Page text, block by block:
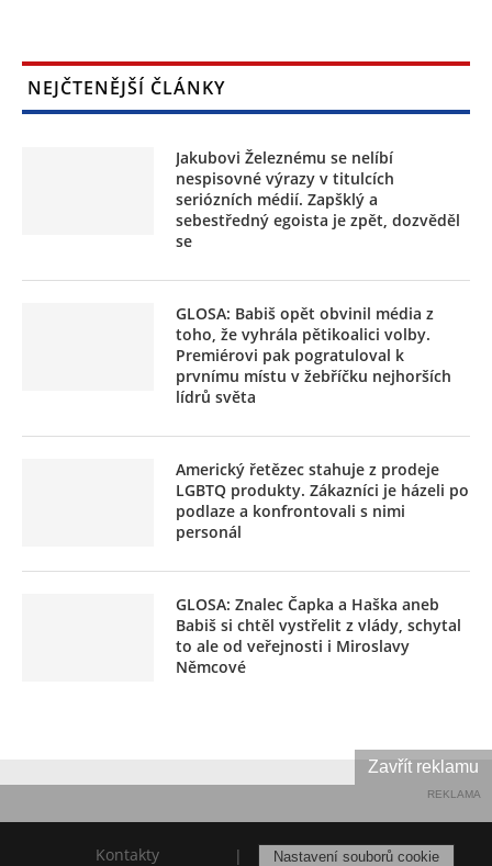
NEJČTENĚJŠÍ ČLÁNKY
Jakubovi Železnému se nelíbí
nespisovné výrazy v titulcích
seriózních médií. Zapšklý a
sebestředný egoista je zpět, dozvěděl
se
GLOSA: Babiš opět obvinil média z
toho, že vyhrála pětikoalici volby.
Premiérovi pak pogratuloval k
prvnímu místu v žebříčku nejhorších
lídrů světa
Americký řetězec stahuje z prodeje
LGBTQ produkty. Zákazníci je házeli po
podlaze a konfrontovali s nimi
personál
GLOSA: Znalec Čapka a Haška aneb
Babiš si chtěl vystřelit z vlády, schytal
to ale od veřejnosti i Miroslavy
Němcové
REKLAMA
Kontakty | Nastavení souborů cookie
Zavřít reklamu